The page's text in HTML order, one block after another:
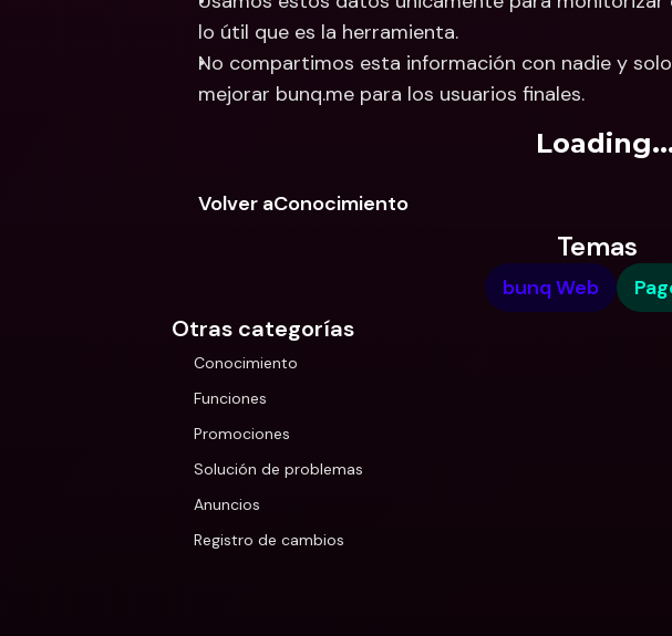
lo útil que es la herramienta.
No compartimos esta información con nadie y
mejorar bunq.me para los usuarios finales.
Volver aConocimiento
Temas
bunq Web
Otras categorías
Conocimiento
Funciones
Promociones
Solución de problemas
Anuncios
Registro de cambios